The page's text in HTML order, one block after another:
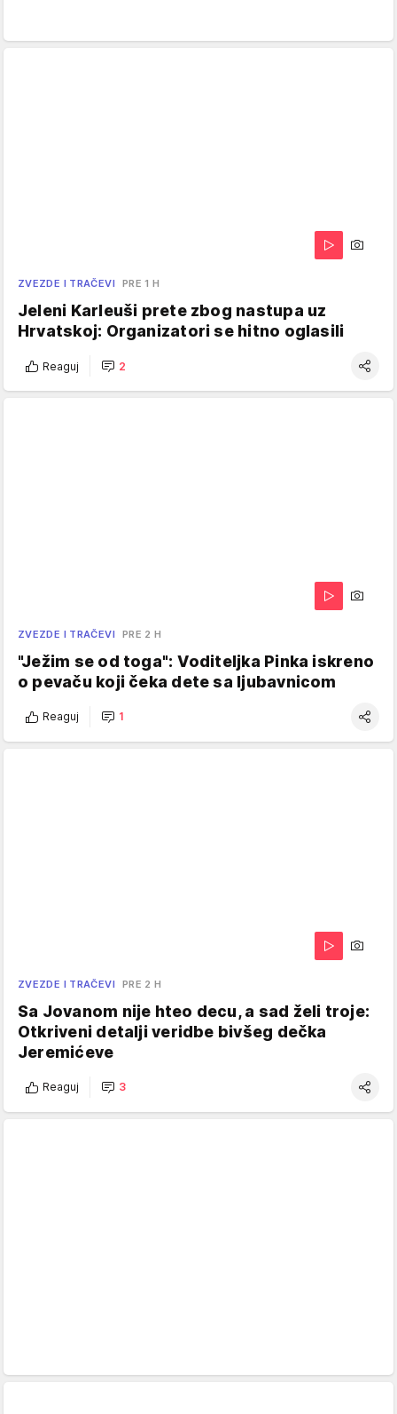
ZVEZDE I TRAČEVI PRE 1 H
Jeleni Karleuši prete zbog nastupa uz
Hrvatskoj: Organizatori se hitno oglasili
Reaguj 2
ZVEZDE I TRAČEVI PRE 2 H
"Ježim se od toga": Voditeljka Pinka iskreno
o pevaču koji čeka dete sa ljubavnicom
Reaguj 1
ZVEZDE I TRAČEVI PRE 2 H
Sa Jovanom nije hteo decu, a sad želi troje:
Otkriveni detalji veridbe bivšeg dečka
Jeremićeve
Reaguj 3